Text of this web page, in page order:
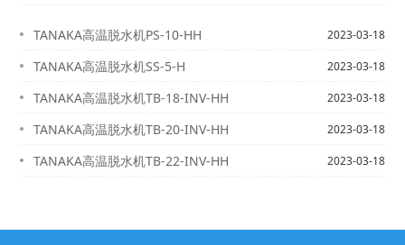
TANAKA高温脱水机PS-10-HH 2023-03-18
TANAKA高温脱水机SS-5-H 2023-03-18
TANAKA高温脱水机TB-18-INV-HH 2023-03-18
TANAKA高温脱水机TB-20-INV-HH 2023-03-18
TANAKA高温脱水机TB-22-INV-HH 2023-03-18